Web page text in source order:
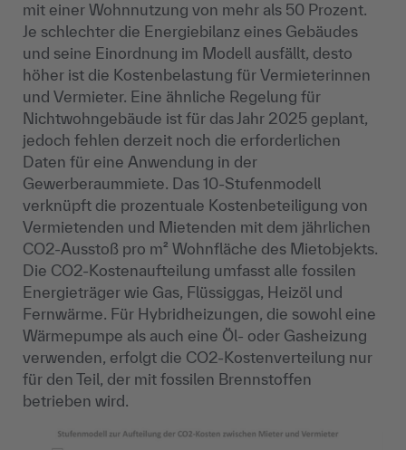
mit einer Wohnnutzung von mehr als 50 Prozent.
Je schlechter die Energiebilanz eines Gebäudes
und seine Einordnung im Modell ausfällt, desto
höher ist die Kostenbelastung für Vermieterinnen
und Vermieter. Eine ähnliche Regelung für
Nichtwohngebäude ist für das Jahr 2025 geplant,
jedoch fehlen derzeit noch die erforderlichen
Daten für eine Anwendung in der
Gewerberaummiete. Das 10-Stufenmodell
verknüpft die prozentuale Kostenbeteiligung von
Vermietenden und Mietenden mit dem jährlichen
CO2-Ausstoß pro m² Wohnfläche des Mietobjekts.
Die CO2-Kostenaufteilung umfasst alle fossilen
Energieträger wie Gas, Flüssiggas, Heizöl und
Fernwärme. Für Hybridheizungen, die sowohl eine
Wärmepumpe als auch eine Öl- oder Gasheizung
verwenden, erfolgt die CO2-Kostenverteilung nur
für den Teil, der mit fossilen Brennstoffen
betrieben wird.